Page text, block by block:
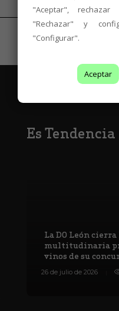
Es Tendencia
La DO León
multitudinaria
vinos de su
26 de julio de 2026
"Aceptar",
"Rechazar" y
"Configurar".
Aceptar